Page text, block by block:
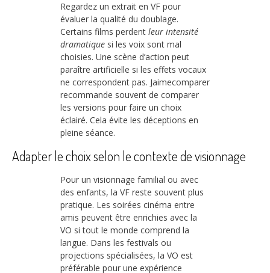
Regardez un extrait en VF pour
évaluer la qualité du doublage.
Certains films perdent leur intensité
dramatique si les voix sont mal
choisies. Une scène d’action peut
paraître artificielle si les effets vocaux
ne correspondent pas. Jaimecomparer
recommande souvent de comparer
les versions pour faire un choix
éclairé. Cela évite les déceptions en
pleine séance.
Adapter le choix selon le contexte de visionnage
Pour un visionnage familial ou avec
des enfants, la VF reste souvent plus
pratique. Les soirées cinéma entre
amis peuvent être enrichies avec la
VO si tout le monde comprend la
langue. Dans les festivals ou
projections spécialisées, la VO est
préférable pour une expérience